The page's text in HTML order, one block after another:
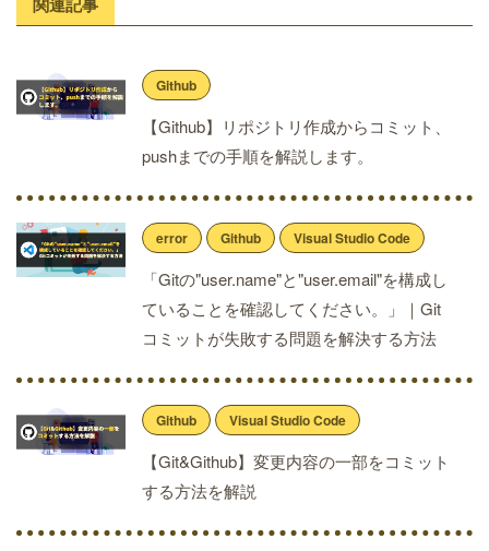
関連記事
Github
【Github】リポジトリ作成からコミット、
pushまでの手順を解説します。
error Github Visual Studio Code
「Gitの"user.name"と"user.email"を構成し
ていることを確認してください。」｜Git
コミットが失敗する問題を解決する方法
Github Visual Studio Code
【Git&Github】変更内容の一部をコミット
する方法を解説